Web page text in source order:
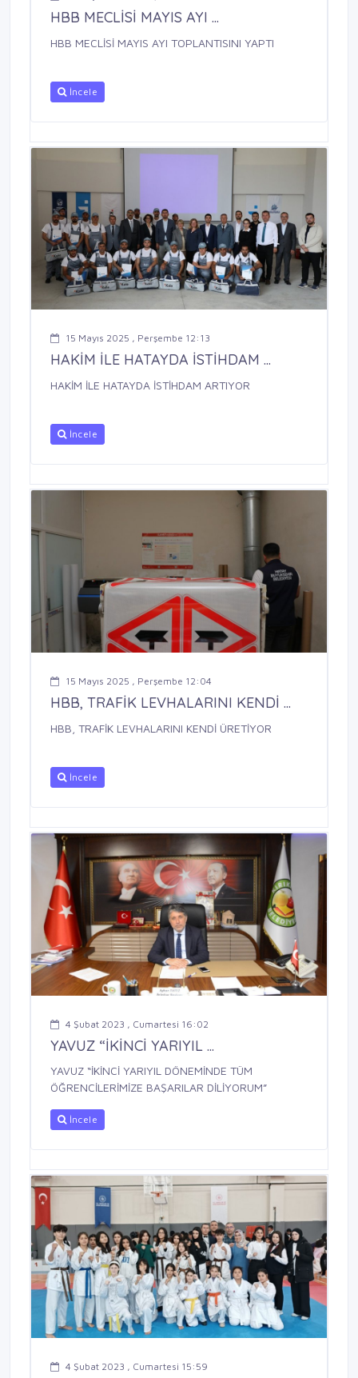
HBB MECLİSİ MAYIS AYI ...
HBB MECLİSİ MAYIS AYI TOPLANTISINI YAPTI
İncele
15 Mayıs 2025 , Perşembe 12:13
HAKİM İLE HATAYDA İSTİHDAM ...
HAKİM İLE HATAYDA İSTİHDAM ARTIYOR
İncele
15 Mayıs 2025 , Perşembe 12:04
HBB, TRAFİK LEVHALARINI KENDİ ...
HBB, TRAFİK LEVHALARINI KENDİ ÜRETİYOR
İncele
4 Şubat 2023 , Cumartesi 16:02
YAVUZ “İKİNCİ YARIYIL ...
YAVUZ “İKİNCİ YARIYIL DÖNEMİNDE TÜM
ÖĞRENCİLERİMİZE BAŞARILAR DİLİYORUM”
İncele
4 Şubat 2023 , Cumartesi 15:59